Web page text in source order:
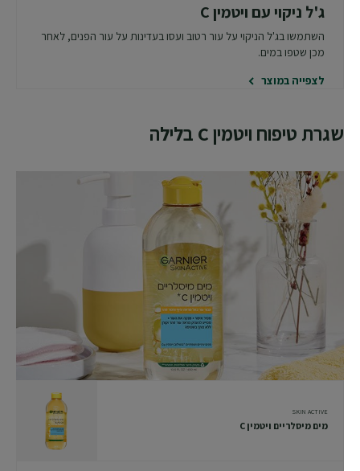
ג'ל ניקוי עם ויטמין C
השתמשו בג'ל הניקוי על עור רטוב ועסו בעדינות על עור הפנים, לאחר
מכן שטפו במים.
לצפייה במוצר
שגרת טיפוח ויטמין C בלילה
SKIN ACTIVE
מים מיסלריים ויטמין C